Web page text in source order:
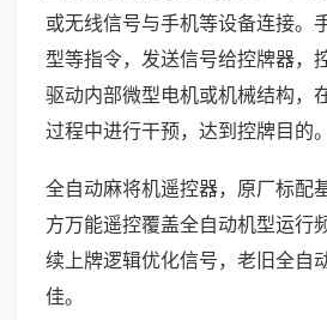
或无线信号与手机等设备连接。
型等指令，发送信号给控牌器，
驱动内部微型电机或机械结构，
过程中进行干预，达到控牌目的。
全自动麻将机遥控器，原厂标配
方万能遥控覆盖全自动机型运行
续上牌逻辑优化信号，老旧全自
佳。